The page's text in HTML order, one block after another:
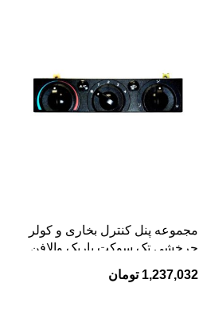
مجموعه پنل کنترل بخاری و کولر
چرخشی تک سوکت باریک والافن
1,237,032 تومان